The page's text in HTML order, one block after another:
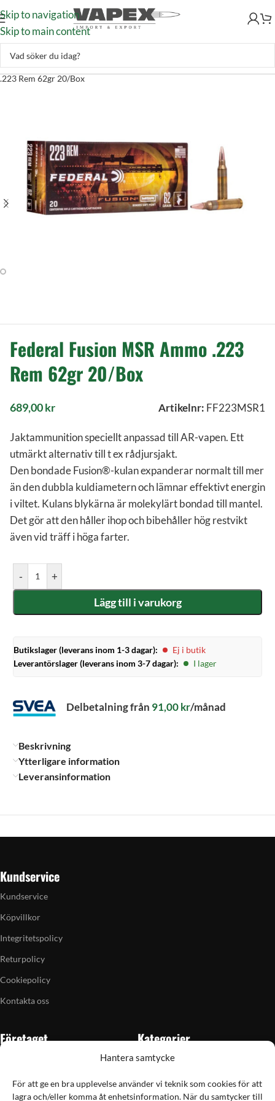
Hantera samtycke
För att ge en bra upplevelse använder vi teknik som cookies för att
lagra och/eller komma åt enhetsinformation. När du samtycker till
Skip to navigation
Skip to main content
Skytte–Ammunition–Kulammunition–Federal Fusion MSR Ammo
.223 Rem 62gr 20/Box
Federal Fusion MSR Ammo .223
Rem 62gr 20/Box
689,00kr Artikelnr: FF223MSR1
Jaktammunition speciellt anpassad till AR-vapen. Ett
utmärkt alternativ till t ex rådjursjakt.
Den bondade Fusion®-kulan expanderar normalt till mer
än den dubbla kuldiametern och lämnar effektivt energin
i viltet. Kulans blykärna är molekylärt bondad till mantel.
Det gör att den håller ihop och bibehåller hög restvikt
även vid träff i höga farter.
- +
Lägg till i varukorg
Butikslager (leverans inom 1-3 dagar):
Ej i butik
Leverantörslager (leverans inom 3-7 dagar):
I lager
Delbetalning från 91,00kr/månad
Beskrivning
Ytterligare information
Leveransinformation
Kundservice
Kundservice
Köpvillkor
Integritetspolicy
Returpolicy
Cookiepolicy
Kontakta oss
Företaget
Butiken i Vellinge
Kategorier
Skytte
Jakt & fiske